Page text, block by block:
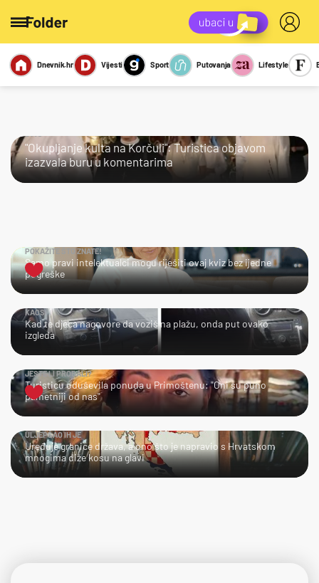
Miks Kviz
Report
Dnevnik.hr Vijesti Sport Putovanja Lifestyle
"Okupljanje kulta na Korčuli": Turistica objavom
izazvala buru u komentarima
POKAŽITE ŠTO ZNATE!
Samo pravi intelektualci mogu riješiti ovaj kviz bez ijedne
pogreške
KAOS
Kad te djeca nagovore da voziš na plažu, onda put ovako
izgleda
JESTE LI PROBALI?
Turisticu oduševila ponuda u Primoštenu: "Oni su puno
pametniji od nas"
ULJEPŠAO IH JE
Uređuje granice država, a ono što je napravio s Hrvatskom
mnogima diže kosu na glavi